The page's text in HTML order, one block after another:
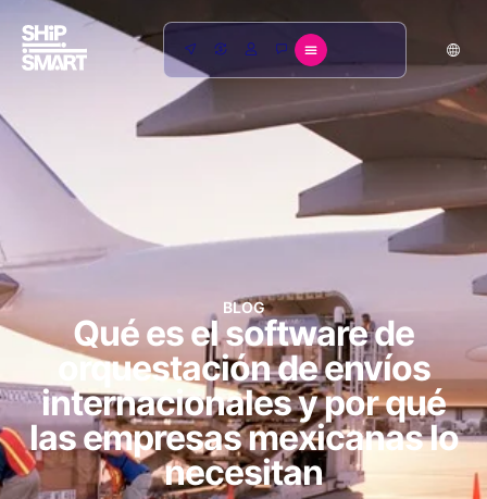
BLOG
Qué es el software de
orquestación de envíos
internacionales y por qué
las empresas mexicanas lo
necesitan